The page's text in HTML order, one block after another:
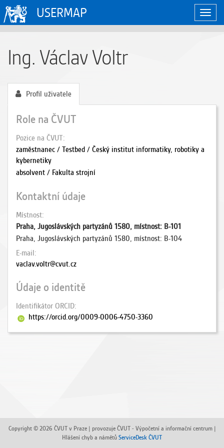
USERMAP
Ing. Václav Voltr
Profil uživatele
Role na ČVUT
Pozice na ČVUT
zaměstnanec / Testbed / Český institut informatiky, robotiky a
kybernetiky
absolvent / Fakulta strojní
Kontaktní údaje
Místnost
Praha, Jugoslávských partyzánů 1580, místnost: B-101
Praha, Jugoslávských partyzánů 1580, místnost: B-104
E-mail
vaclav.voltr@cvut.cz
Údaje o identitě
Identifikátor ORCID
https://orcid.org/0009-0006-4750-3360
Copyright © 2026 ČVUT v Praze | provozuje ČVUT - Výpočetní a informační centrum |
Hlášení chyb a námětů ServiceDesk ČVUT